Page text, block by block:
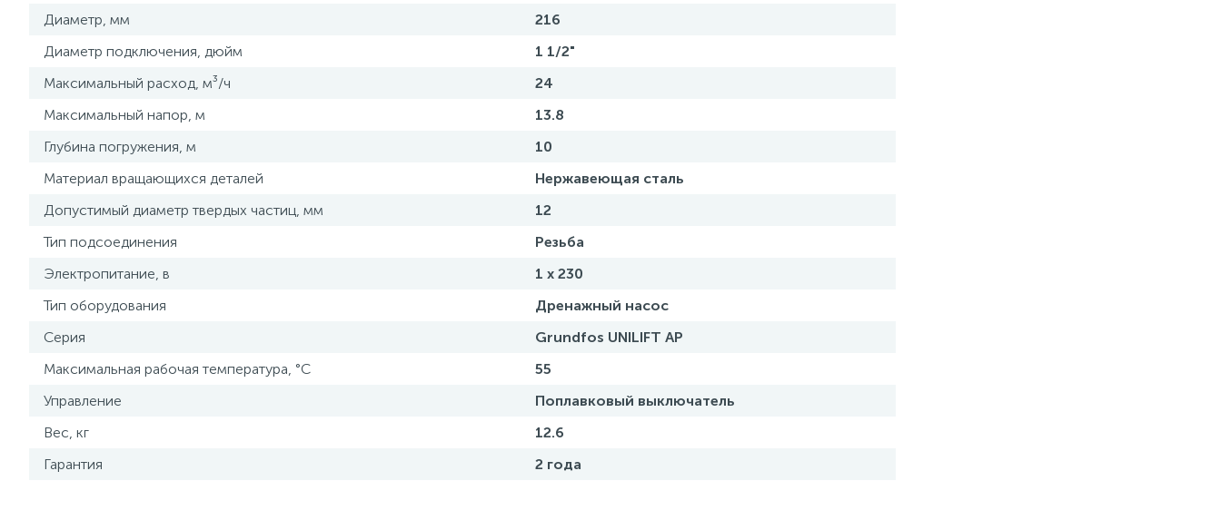
Диаметр, мм
216
Диаметр подключения, дюйм
1 1/2"
Максимальный расход, м³/ч
24
Максимальный напор, м
13.8
Глубина погружения, м
10
Материал вращающихся деталей
Нержавеющая сталь
Допустимый диаметр твердых частиц, мм
12
Тип подсоединения
Резьба
Электропитание, в
1 x 230
Тип оборудования
Дренажный насос
Серия
Grundfos UNILIFT AP
Максимальная рабочая температура, °С
55
Управление
Поплавковый выключатель
Вес, кг
12.6
Гарантия
2 года